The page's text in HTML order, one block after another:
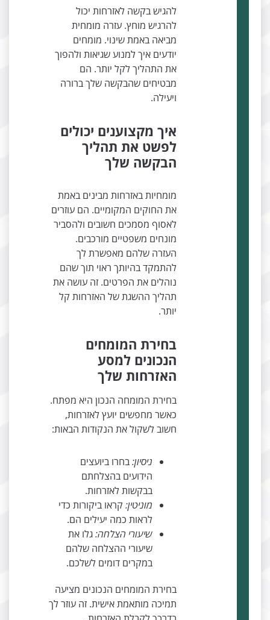
להגיש בקשה לאזרחות יכול
להרגיש מוחץ. עזרה מומחית
מביאה באמת שינוי. מומחים
יודעים איך למנוע שגיאות ולהפוך
את התהליך לקל יותר. הם
מבטיחים שהבקשה שלך ברורה
איך מקצוענים יכולים
לפשט את תהליך
הבקשה שלך
מומחיות באזרחות מבינים באמת
את החוקים המקומיים. הם עוזרים
לאסוף מסמכים חשובים ולהסביר
מונחים משפטיים מורכבים.
העזרה שלהם מאפשרת לך
להתמקד בהיותך ראוי תוך שהם
נוהלים את הפרטים. זה עושה את
תהליך ההשגת של האזרחות קל
בחירת המומחים
הנכונים למסע
האזרחות שלך
בחירת המומחה הנכון היא מפתח.
כאשר מחפשים יועץ לאזרחות,
חשוב לשקול את הנקודות הבאות:
ניסיון:בחרו ביועצים
הידועים בהצלחתם
בבקשות לאזרחות.
מוניטין: קראו ביקורות כדי
לראות כמה יעילים הם.
שיעורי הצלחה:גלו את
שיעורי ההצלחה שלהם
במקרים דומים לשלכם.
בחירת המומחים הנכונים מציעה
תמיכה מותאמת אישית. זה עוזר לך